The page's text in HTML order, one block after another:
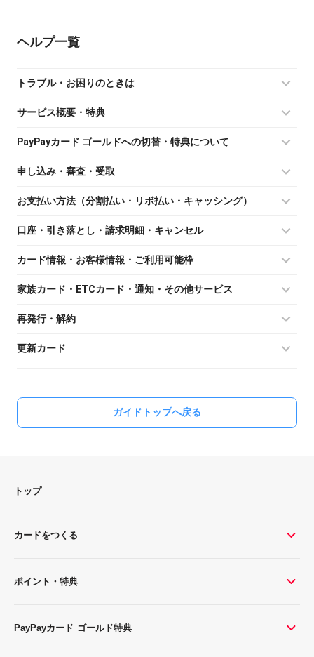
ヘルプ
トラブル・お困りのときは
サービス概要・特典
PayPayカード ゴールドへの切替・特典について
申し込み・審査・受取
お支払い方法（分割払い・リボ払い・キャッシング）
口座・引き落とし・請求明細・キャンセル
カード情報・お客様情報・ご利用可能枠
家族カード・ETCカード・通知・その他サービス
再発行・解約
更新カード
ガイドトップへ戻る
トップ
カードをつくる
ポイント・特典
PayPayカード ゴールド特典